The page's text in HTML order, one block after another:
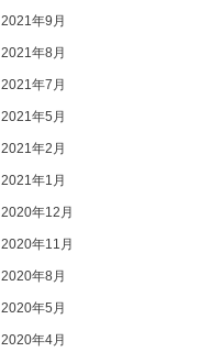
2021年9月
2021年8月
2021年7月
2021年5月
2021年2月
2021年1月
2020年12月
2020年11月
2020年8月
2020年5月
2020年4月